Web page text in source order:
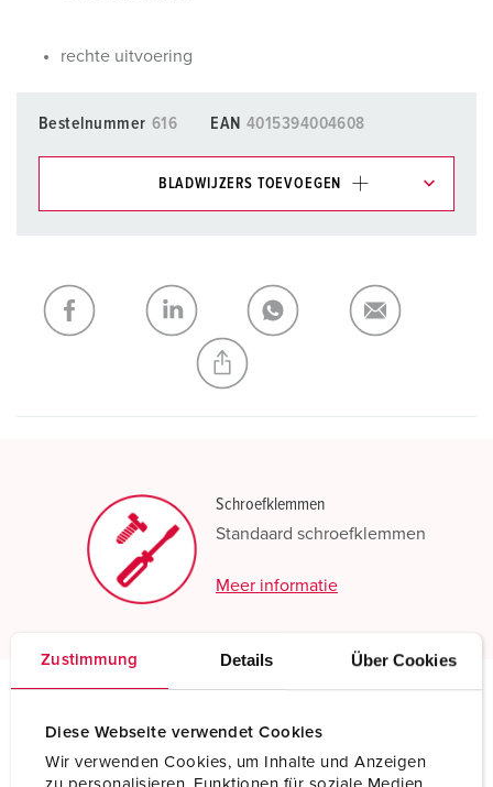
Zustimmung Details Über Cookies
Diese Webseite verwendet Cookies
Wir verwenden Cookies, um Inhalte und Anzeigen
rechte uitvoering
Bestelnummer 616 EAN 4015394004608
BLADWIJZERS TOEVOEGEN
Mijn lijst TOEVOEGEN
NIEUW LIJST MAKEN
Schroefklemmen
Standaard schroefklemmen
Meer informatie
Technische specificaties